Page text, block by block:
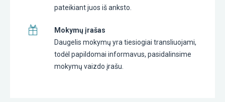
pateikiant juos iš anksto.
Mokymų įrašas
Daugelis mokymų yra tiesiogiai transliuojami,
todėl papildomai informavus, pasidalinsime
mokymų vaizdo įrašu.